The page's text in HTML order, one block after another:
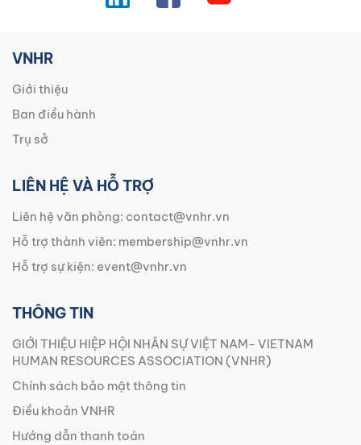
VNHR
Giới thiệu
Ban điều hành
Trụ sở
LIÊN HỆ VÀ HỖ TRỢ
Liên hệ văn phòng: contact@vnhr.vn
Hỗ trợ thành viên: membership@vnhr.vn
Hỗ trợ sự kiện: event@vnhr.vn
THÔNG TIN
GIỚI THIỆU HIỆP HỘI NHÂN SỰ VIỆT NAM- VIETNAM
HUMAN RESOURCES ASSOCIATION (VNHR)
Chính sách bảo mật thông tin
Điều khoản VNHR
Hướng dẫn thanh toán